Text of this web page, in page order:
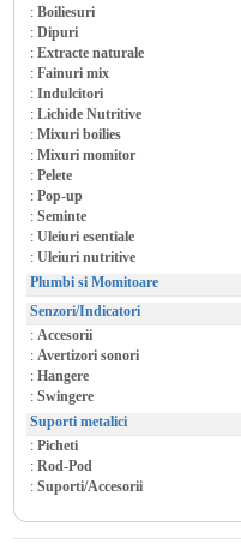
: Boiliesuri
: Dipuri
: Extracte naturale
: Fainuri mix
: Indulcitori
: Lichide Nutritive
: Mixuri boilies
: Mixuri momitor
: Pelete
: Pop-up
: Seminte
: Uleiuri esentiale
: Uleiuri nutritive
Plumbi si Momitoare
Senzori/Indicatori
: Accesorii
: Avertizori sonori
: Hangere
: Swingere
Suporti metalici
: Picheti
: Rod-Pod
: Suporti/Accesorii